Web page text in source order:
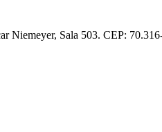
Niemeyer, Sala 503. CEP: